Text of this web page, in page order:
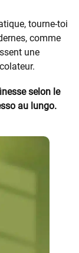
tourne-toi
comme
une
selon le
au lungo.